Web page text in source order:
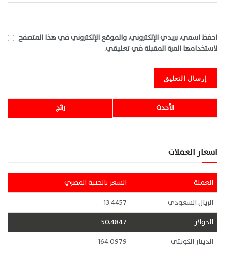
احفظ اسمي، بريدي الإلكتروني، والموقع الإلكتروني في هذا المتصفح
لاستخدامها المرة المقبلة في تعليقي.
رائج الأحدث
اسعار العملات
العملة
السعر بالجنية المصري
الريال السعودي
13.4457
الدولار
50.4847
الدينار الكويتي
164.0979